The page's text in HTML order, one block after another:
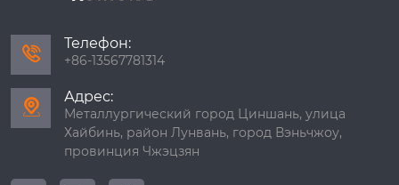

Телефон:
+86-13567781314

Адрес:
Металлургический город Циншань, улица
Хайбинь, район Лунвань, город Вэньчжоу,
провинция Чжэцзян